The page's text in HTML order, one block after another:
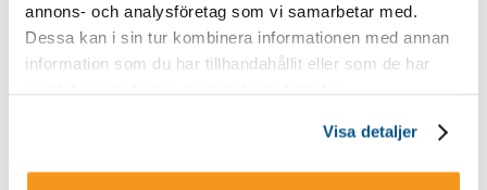
annons- och analysföretag som vi samarbetar med.
Dessa kan i sin tur kombinera informationen med annan
information som du har tillhandahållit eller som de har
Visa detaljer